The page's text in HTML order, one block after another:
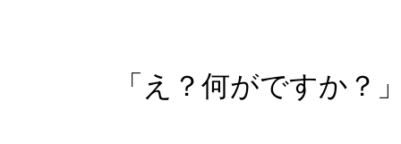
「え？何がですか？